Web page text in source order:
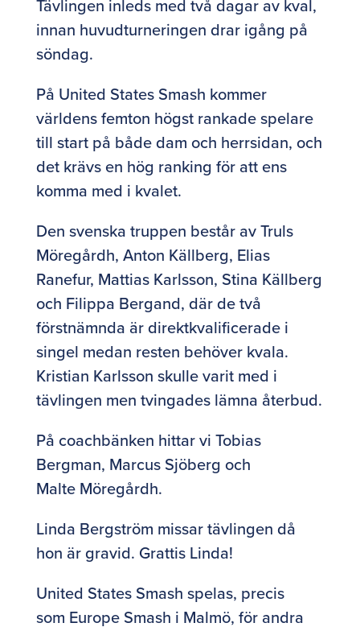
Tävlingen inleds med två dagar av kval,
innan huvudturneringen drar igång på
söndag.
På United States Smash kommer
världens femton högst rankade spelare
till start på både dam och herrsidan, och
det krävs en hög ranking för att ens
komma med i kvalet.
Den svenska truppen består av Truls
Möregårdh, Anton Källberg, Elias
Ranefur, Mattias Karlsson, Stina Källberg
och Filippa Bergand, där de två
förstnämnda är direktkvalificerade i
singel medan resten behöver kvala.
Kristian Karlsson skulle varit med i
tävlingen men tvingades lämna återbud.
På coachbänken hittar vi Tobias
Bergman, Marcus Sjöberg och
Malte Möregårdh.
Linda Bergström missar tävlingen då
hon är gravid. Grattis Linda!
United States Smash spelas, precis
som Europe Smash i Malmö, för andra